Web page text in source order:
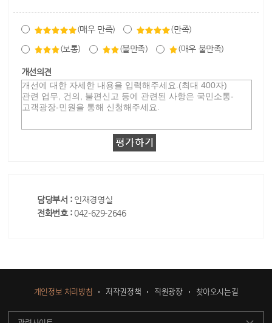
(매우 만족) (만족)
(보통) (불만족) (매우 불만족)
개선의견
담당부서 : 인재경영실
전화번호 : 042-629-2646
개인정보 처리방침 저작권정책 직원광장 찾아오시는길